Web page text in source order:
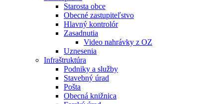
Starosta obce
Obecné zastupiteľstvo
Hlavný kontrolór
Zasadnutia
Video nahrávky z OZ
Uznesenia
Infraštruktúra
Podniky a služby
Stavebný úrad
Pošta
Obecná knižnica